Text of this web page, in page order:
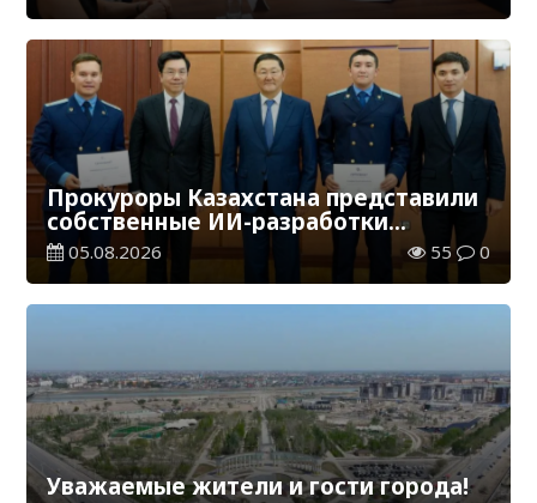
Прокуроры Казахстана представили
собственные ИИ-разработки
мировому эксперту Кай-Фу Ли
05.08.2026 55 0
Уважаемые жители и гости города!